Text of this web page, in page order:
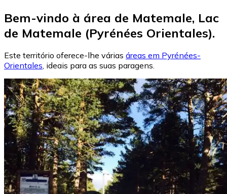
Bem-vindo à área de Matemale, Lac
de Matemale (Pyrénées Orientales).
Este território oferece-lhe várias áreas em Pyrénées-
Orientales, ideais para as suas paragens.